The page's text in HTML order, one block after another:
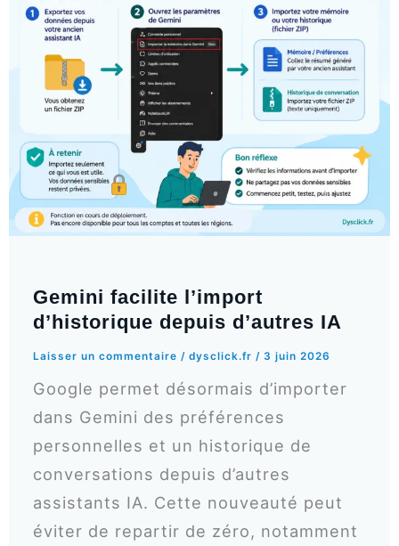
Gemini facilite l’import
d’historique depuis d’autres IA
Laisser un commentaire /dysclick.fr / 3 juin 2026
Google permet désormais d’importer
dans Gemini des préférences
personnelles et un historique de
conversations depuis d’autres
assistants IA. Cette nouveauté peut
éviter de repartir de zéro, notamment